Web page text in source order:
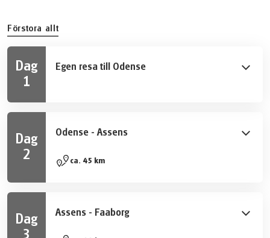
Förstora allt
Dag
1
Egen resa till Odense
Dag
2
Odense - Assens
Odense är Fyns huvudstad och välkänd som författaren
den idylliska miljön i ‘Danmarks trädgård’. Du når
Assens, en charmig gammal stad på västkusten som
ca. 45 km
Dag
Assens - Faaborg